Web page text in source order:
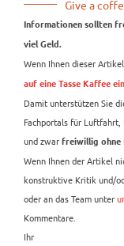
Give a
Informationen sollten
viel Geld.
Wenn Ihnen dieser
auf eine Tasse Kaffee
Damit unterstützen Sie
Fachportals für Luftfahrt,
und zwar freiwillig ohne
Wenn Ihnen der Artikel
konstruktive Kritik und/
oder an das Team unter
Kommentare.
Ihr